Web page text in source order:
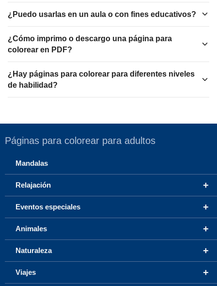
¿Puedo usarlas en un aula o con fines educativos?
¿Cómo imprimo o descargo una página para
colorear en PDF?
¿Hay páginas para colorear para diferentes niveles
de habilidad?
Páginas para colorear para adultos
Mandalas
+
Relajación
+
Eventos especiales
+
Animales
+
Naturaleza
+
Viajes